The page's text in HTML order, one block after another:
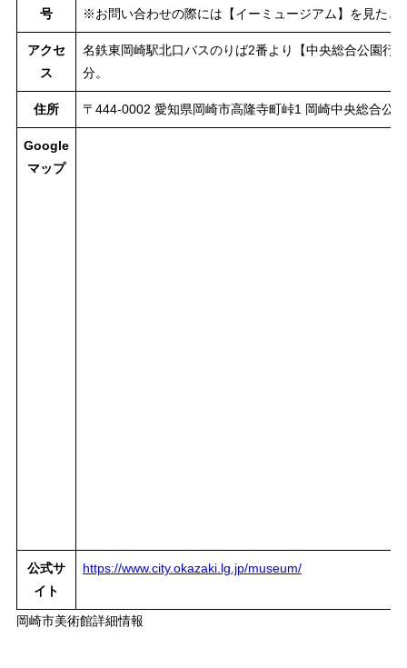
号 ※お問い合わせの際には【イーミュージアム】を見たと
アクセ
ス
名鉄東岡崎駅北口バスのりば2番より【中央総合公園行
分。
住所 〒444-0002 愛知県岡崎市高隆寺町峠1 岡崎中央総合公
Google
マップ
公式サ
イト
https://www.city.okazaki.lg.jp/museum/
岡崎市美術館詳細情報